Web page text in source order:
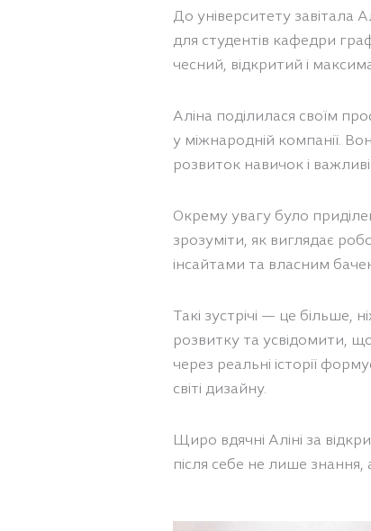
До університету
для студентів кафедри
чесний, відкритий і
Аліна поділилася своїм
у міжнародній компанії.
розвиток навичок і
Окрему увагу було
зрозуміти, як виглядає
інсайтами та власним
Такі зустрічі — це більше,
розвитку та усвідомити,
через реальні історії
світі дизайну.
Щиро вдячні Аліні за
після себе не лише знання,